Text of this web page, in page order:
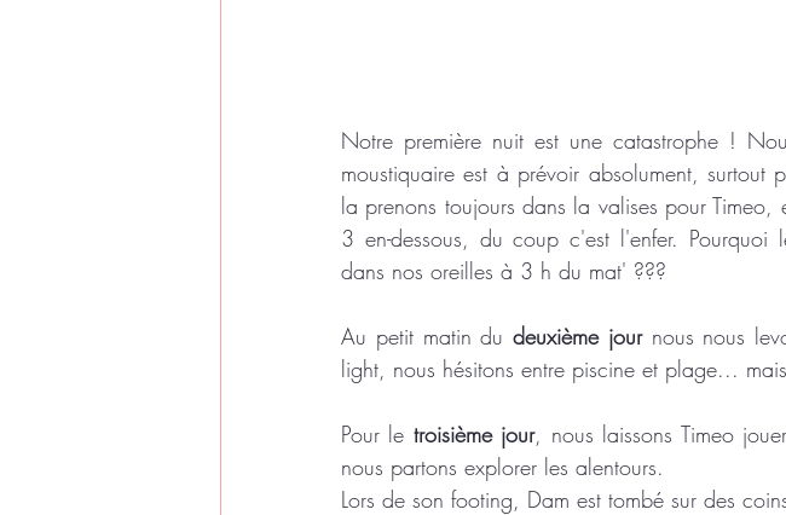
Notre première nuit est une catastrophe !
moustiquaire est à prévoir absolument, surtout
la prenons toujours dans la valises pour
3 en-dessous, du coup c'est l'enfer.
dans nos oreilles à 3 h du mat' ???
Au petit matin du deuxième jour nous nous
light, nous hésitons entre piscine et plage...
Pour le troisième jour, nous laissons Timeo
nous partons explorer les alentours.
Lors de son footing, Dam est tombé sur des